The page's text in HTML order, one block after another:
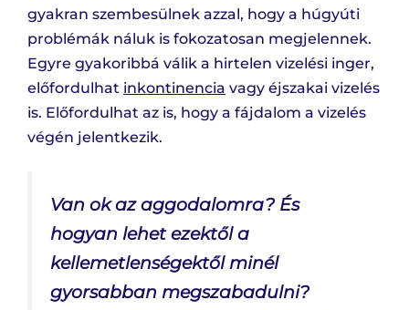
gyakran szembesülnek azzal, hogy a húgyúti
problémák náluk is fokozatosan megjelennek.
Egyre gyakoribbá válik a hirtelen vizelési inger,
előfordulhat inkontinencia vagy éjszakai vizelés
is. Előfordulhat az is, hogy a fájdalom a vizelés
végén jelentkezik.
Van ok az aggodalomra? És
hogyan lehet ezektől a
kellemetlenségektől minél
gyorsabban megszabadulni?